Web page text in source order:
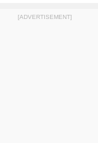
[ADVERTISEMENT]